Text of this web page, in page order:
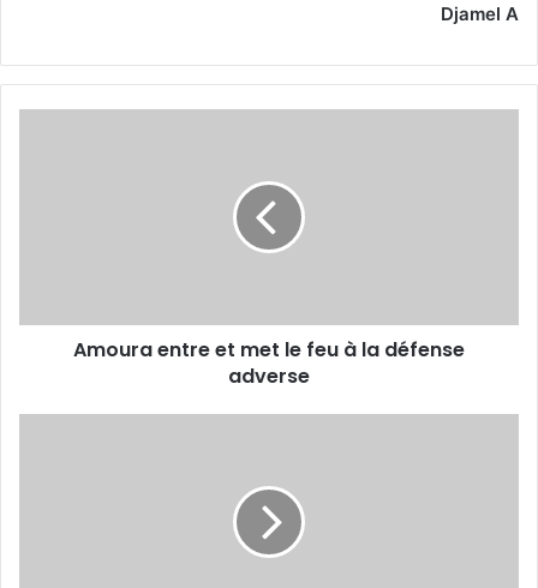
Djamel A
défense
adverseAmoura entre et met le feu à la défense
adverse